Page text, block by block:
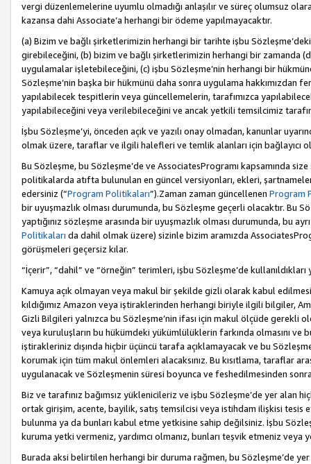
vergi düzenlemelerine uyumlu olmadığı anlaşılır ve süreç olumsuz
kazansa dahi Associate’a herhangi bir ödeme yapılmayacaktır.
(a) Bizim ve bağlı şirketlerimizin herhangi bir tarihte işbu
girebileceğini, (b) bizim ve bağlı şirketlerimizin herhangi bir zamanda
uygulamalar işletebileceğini, (c) işbu Sözleşme’nin herhangi bir
Sözleşme’nin başka bir hükmünü daha sonra uygulama hakkımızdan
yapılabilecek tespitlerin veya güncellemelerin, tarafımızca
yapılabileceğini veya verilebileceğini ve ancak yetkili temsilcimiz
İşbu Sözleşme’yi, önceden açık ve yazılı onay olmadan, kanunlar
olmak üzere, taraflar ve ilgili halefleri ve temlik alanları için bağlayıcı
Bu Sözleşme, bu Sözleşme’de ve AssociatesProgramı kapsamında
politikalarda atıfta bulunulan en güncel versiyonları, ekleri,
edersiniz (“Program Politikaları”).Zaman zaman güncellenen Program
bir uyuşmazlık olması durumunda, bu Sözleşme geçerli olacaktır. Bu
yaptığınız sözleşme arasında bir uyuşmazlık olması durumunda, bu
Politikaları da dahil olmak üzere) sizinle bizim aramızda
görüşmeleri geçersiz kılar.
“İçerir”, “dahil” ve “örneğin” terimleri, işbu Sözleşme’de
Kamuya açık olmayan veya makul bir şekilde gizli olarak kabul
kıldığımız Amazon veya iştiraklerinden herhangi biriyle ilgili bilgiler,
Gizli Bilgileri yalnızca bu Sözleşme’nin ifası için makul ölçüde gerekli
veya kuruluşların bu hükümdeki yükümlülüklerin farkında olmasını ve
iştirakleriniz dışında hiçbir üçüncü tarafa açıklamayacak ve bu
korumak için tüm makul önlemleri alacaksınız. Bu kısıtlama, taraflar
uygulanacak ve Sözleşmenin süresi boyunca ve feshedilmesinden
Biz ve tarafınız bağımsız yüklenicileriz ve işbu Sözleşme’de yer alan
ortak girişim, acente, bayilik, satış temsilcisi veya istihdam ilişkisi
bulunma ya da bunları kabul etme yetkisine sahip değilsiniz. İşbu
kuruma yetki vermeniz, yardımcı olmanız, bunları teşvik etmeniz
Burada aksi belirtilen herhangi bir duruma rağmen, bu Sözleşme’de